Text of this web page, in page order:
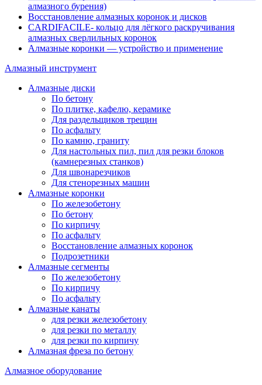
алмазного бурения)
Восстановление алмазных коронок и дисков
CARDIFACILE- кольцо для лёгкого раскручивания
алмазных сверлильных коронок
Алмазные коронки — устройство и применение
Алмазный инструмент
Алмазные диски
По бетону
По плитке, кафелю, керамике
Для раздельщиков трещин
По асфальту
По камню, граниту
Для настольных пил, пил для резки блоков
(камнерезных станков)
Для швонарезчиков
Для стенорезных машин
Алмазные коронки
По железобетону
По бетону
По кирпичу
По асфальту
Восстановление алмазных коронок
Подрозетники
Алмазные сегменты
По железобетону
По кирпичу
По асфальту
Алмазные канаты
для резки железобетону
для резки по металлу
для резки по кирпичу
Алмазная фреза по бетону
Алмазное оборудование